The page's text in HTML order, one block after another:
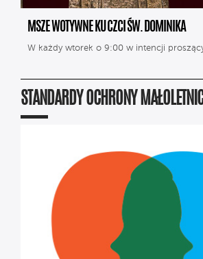
MSZE WOTYWNE KU CZCI ŚW. DOMINIKA
W każdy wtorek o 9:00 w intencji
STANDARDY OCHRONY